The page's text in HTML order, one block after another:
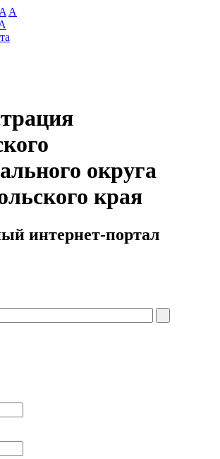
A A
округа
края
интернет-портал